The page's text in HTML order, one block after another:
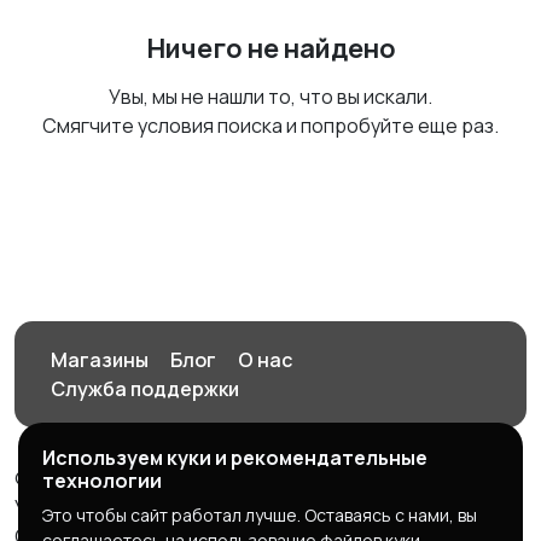
Ничего не найдено
Увы, мы не нашли то, что вы искали.
Смягчите условия поиска и попробуйте еще раз.
Магазины Блог
О нас
Служба поддержки
© 2026 Орен-АЙ - Авто | Недвижимость | Работа |
Услуги
Используем куки и рекомендательные
технологии
Это чтобы сайт работал лучше. Оставаясь с нами, вы